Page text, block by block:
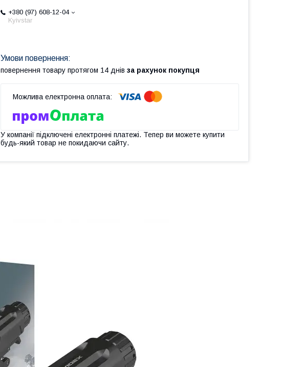
+380 (97) 608-12-04
Kyivstar
повернення товару протягом 14 днів за рахунок покупця
У компанії підключені електронні платежі. Тепер ви можете купити
будь-який товар не покидаючи сайту.